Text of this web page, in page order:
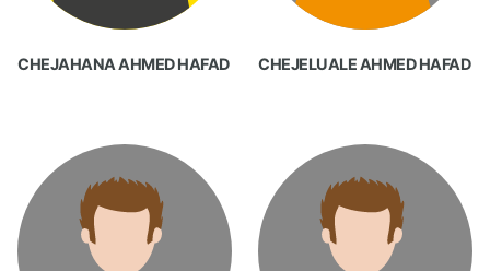
CHEJAHANA AHMED HAFAD CHEJELUALE AHMED HAFAD